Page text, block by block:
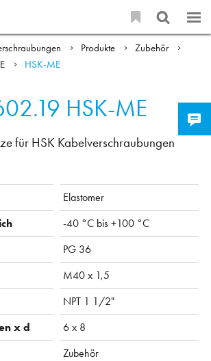
Produkte
Zubehör
HSK-ME
HSK-ME
für HSK Kabelverschraubungen
Elastomer
-40 °C bis +100 °C
PG 36
M40 x 1,5
NPT 1 1/2"
x d
6 x 8
Zubehör